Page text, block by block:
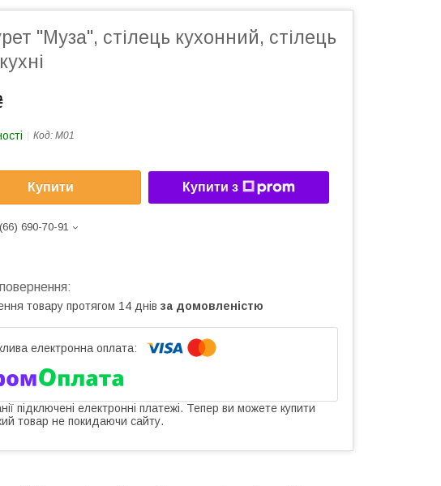
"Муза", стілець кухонний, стілець
Код: М01
Купити Купити з
690-70-91
товару протягом 14 днів за домовленістю
підключені електронні платежі. Тепер ви можете купити
товар не покидаючи сайту.